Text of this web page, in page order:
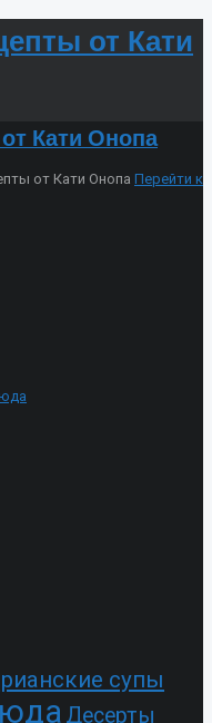
от Кати
Кати Онопа
от Кати Онопа Перейти к
супы
Десерты